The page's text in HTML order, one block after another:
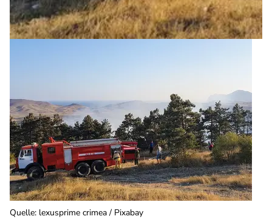
Quelle: lexusprime crimea / Pixabay